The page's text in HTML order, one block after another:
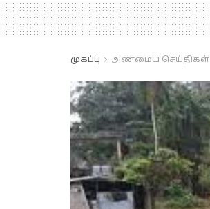
முகப்பு அண்மைய செய்திகள்